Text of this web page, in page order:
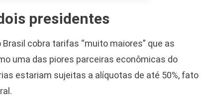
presidentes
cobra tarifas “muito maiores” que as
uma das piores parceiras econômicas do
estariam sujeitas a alíquotas de até 50%, fato